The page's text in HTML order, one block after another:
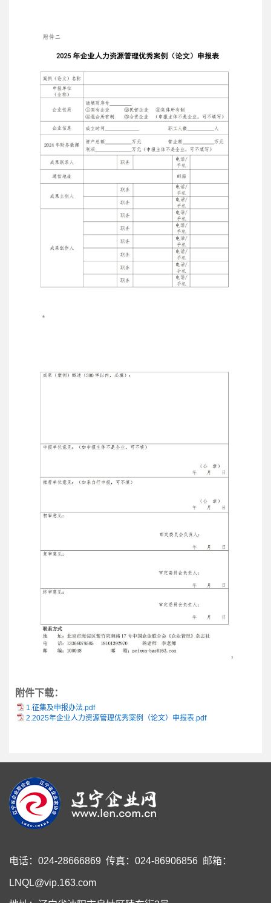
附件下载：
1.征集及申报办法.pdf
2.2025年企业人力资源管理优秀案例（论文）申报表.pdf
电话：024-28666869 传真：024-86906856 邮箱：
LNQL@vip.163.com